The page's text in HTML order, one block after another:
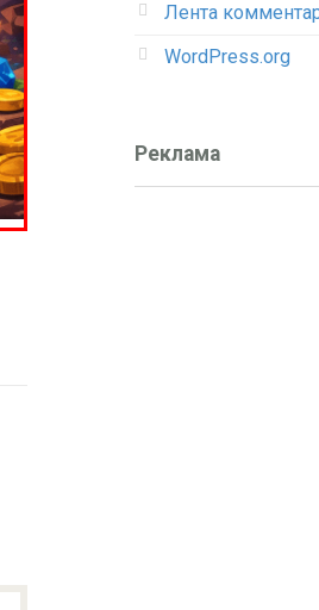
Лента
WordPress.org
Реклама